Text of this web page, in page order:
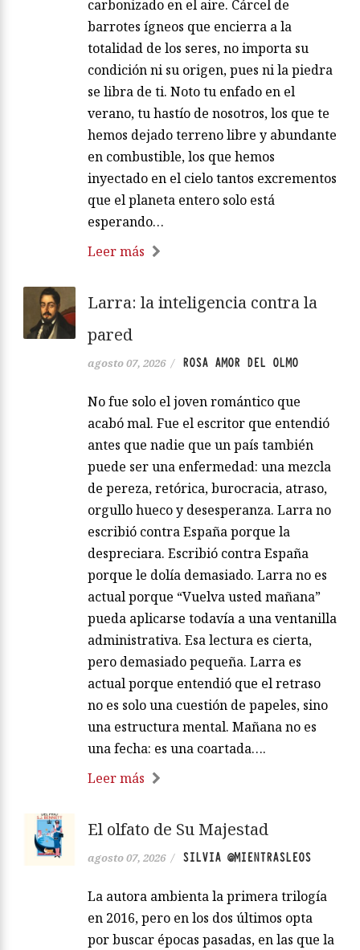
carbonizado en el aire. Cárcel de
barrotes ígneos que encierra a la
totalidad de los seres, no importa su
condición ni su origen, pues ni la piedra
se libra de ti. Noto tu enfado en el
verano, tu hastío de nosotros, los que te
hemos dejado terreno libre y abundante
en combustible, los que hemos
inyectado en el cielo tantos excrementos
que el planeta entero solo está
esperando…
Leer más
Larra: la inteligencia contra la
pared
agosto 07, 2026 / ROSA AMOR DEL OLMO
No fue solo el joven romántico que
acabó mal. Fue el escritor que entendió
antes que nadie que un país también
puede ser una enfermedad: una mezcla
de pereza, retórica, burocracia, atraso,
orgullo hueco y desesperanza. Larra no
escribió contra España porque la
despreciara. Escribió contra España
porque le dolía demasiado. Larra no es
actual porque “Vuelva usted mañana”
pueda aplicarse todavía a una ventanilla
administrativa. Esa lectura es cierta,
pero demasiado pequeña. Larra es
actual porque entendió que el retraso
no es solo una cuestión de papeles, sino
una estructura mental. Mañana no es
una fecha: es una coartada….
Leer más
El olfato de Su Majestad
agosto 07, 2026 / SILVIA @MIENTRASLEOS
La autora ambienta la primera trilogía
en 2016, pero en los dos últimos opta
por buscar épocas pasadas, en las que la